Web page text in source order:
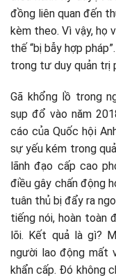
đồng liên quan đến
kèm theo. Vì vậy, họ
thế “bị bẫy hợp
trong tư duy quản trị
Gã khổng lồ trong
sụp đổ vào năm
cáo của Quốc hội
sự yếu kém trong
lãnh đạo cấp cao
điều gây chấn động
tuân thủ bị đẩy ra
tiếng nói, hoàn toàn
lõi. Kết quả là gì?
người lao động mất
khẩn cấp. Đó không